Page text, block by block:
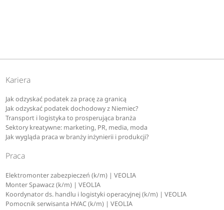
Kariera
Jak odzyskać podatek za pracę za granicą
Jak odzyskać podatek dochodowy z Niemiec?
Transport i logistyka to prosperująca branża
Sektory kreatywne: marketing, PR, media, moda
Jak wygląda praca w branży inżynierii i produkcji?
Praca
Elektromonter zabezpieczeń (k/m) | VEOLIA
Monter Spawacz (k/m) | VEOLIA
Koordynator ds. handlu i logistyki operacyjnej (k/m) | VEOLIA
Pomocnik serwisanta HVAC (k/m) | VEOLIA